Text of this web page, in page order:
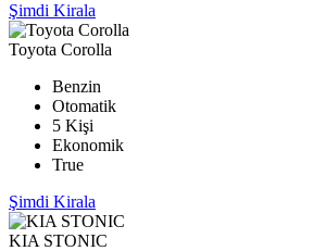
Şimdi Kirala
Toyota Corolla
Benzin
Otomatik
5 Kişi
Ekonomik
True
Şimdi Kirala
KIA STONIC